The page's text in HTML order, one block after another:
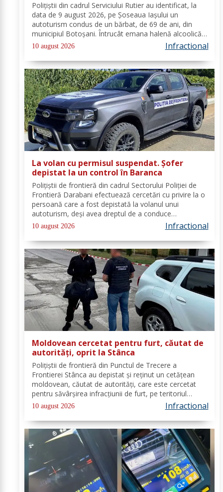
Polițiștii din cadrul Serviciului Rutier au identificat, la
data de 9 august 2026, pe Șoseaua Iașului un
autoturism condus de un bărbat, de 69 de ani, din
municipiul Botoșani. Întrucât emana halenă alcoolică
a fost testat cu aparatul etilotest, valoarea rezultată
fiind de 0,93 mg/l alcool pur în...
10 august 2026 Infractional
La volan cu permisul suspendat. Șofer
depistat la un control în Baranca
Poliţiştii de frontieră din cadrul Sectorului Poliției de
Frontieră Darabani efectuează cercetări cu privire la o
persoană care a fost depistată la volanul unui
autoturism, deşi avea dreptul de a conduce
suspendat. În data de 08 august a.c., în jurul orei
08.30, polițiști de frontieră din cadrul...
10 august 2026 Infractional
Moldovean cercetat pentru furt, căutat de
autorități, oprit la Stânca
Poliţiştii de frontieră din Punctul de Trecere a
Frontierei Stânca au depistat şi reţinut un cetățean
moldovean, căutat de autorităţi, care este cercetat
pentru săvârşirea infracţiunii de furt, pe teritoriul
Germaniei. În ziua de 08 august a.c, în jurul orei 14.00,
în Punctul de Trecere a...
10 august 2026 Infractional